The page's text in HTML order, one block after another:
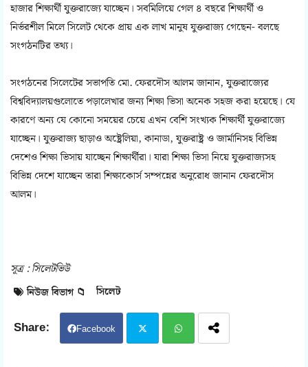
হাজার শিক্ষার্থী যুক্তরাজ্যে যাচ্ছেন। সবমিলিয়ে গেল ৪ বছরে শিক্ষার্থী ও
নির্ভরশীল মিলে সিলেট থেকে প্রায় এক লাখ মানুষ যুক্তরাজ্য গেছেন- বলছে
সংগঠনটির তথ্য।
সংগঠনের সিলেটের সভাপতি মো. ফেরদৌস আলম জানান, যুক্তরাজ্যের
বিশ্ববিদ্যালয়গুলোতে পড়ালেখার জন্য শিক্ষা ভিসা অনেক সহজ করা হয়েছে। যে
কারণে অন্য যে কোনো সময়ের চেয়ে এখন বেশি সংখ্যক শিক্ষার্থী যুক্তরাজ্যে
যাচ্ছেন। যুক্তরাজ্য ছাড়াও অষ্ট্রেলিয়া, কানাডা, যুক্তরাষ্ট্র ও জার্মানিসহ বিভিন্ন
দেশেও শিক্ষা ভিসায় যাচ্ছেন শিক্ষার্থীরা। যারা শিক্ষা ভিসা নিয়ে যুক্তরাজ্যসহ
বিভিন্ন দেশে যাচ্ছেন তারা শিক্ষাকোর্স সম্পন্নের অনুরোধ জানান ফেরদৌস
আলম।
সূত্র : সিলেটভিউ
নিউজ বিভাগ 📁 সিলেট
Facebook